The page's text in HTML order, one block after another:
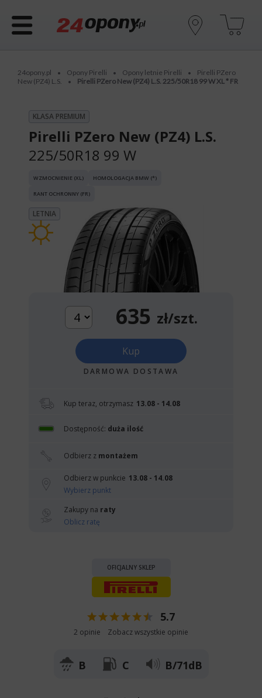
24opony.pl • Opony Pirelli • Opony letnie Pirelli •
Pirelli PZero
New (PZ4) L.S.
• Pirelli PZero New (PZ4) L.S. 225/50R18 99 W XL * FR
KLASA PREMIUM
Pirelli PZero New (PZ4) L.S.
225/50R18 99 W
WZMOCNIENIE (XL) HOMOLOGACJA BMW (*)
RANT OCHRONNY (FR)
LETNIA
635 zł/szt.
Kup
DARMOWA DOSTAWA
Kup teraz, otrzymasz 13.08 - 14.08
Dostępność: duża ilość
Odbierz z montażem
Odbierz w punkcie 13.08 - 14.08
Wybierz punkt
Zakupy na raty
Oblicz ratę
OFICJALNY SKLEP
5.7
2 opinie Zobacz wszystkie opinie
B C B/71dB